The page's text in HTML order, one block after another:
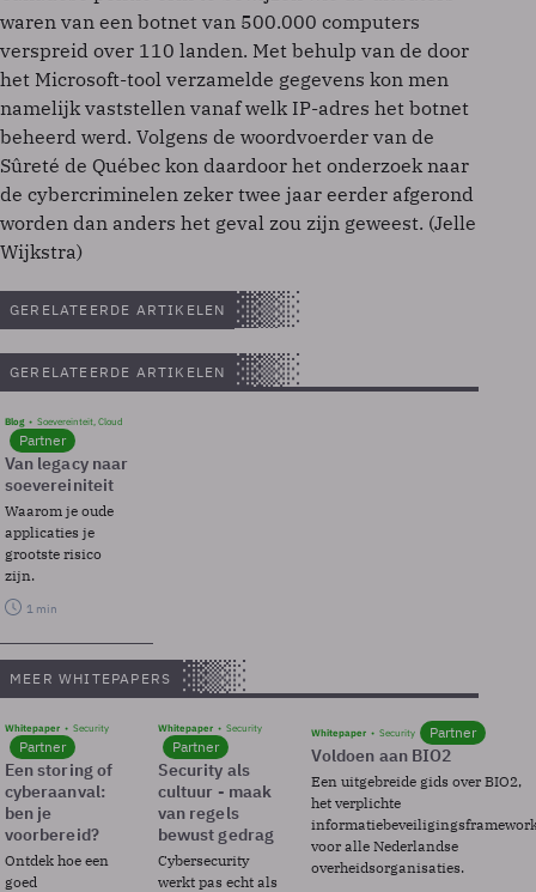
waren van een botnet van 500.000 computers
verspreid over 110 landen. Met behulp van de door
het Microsoft-tool verzamelde gegevens kon men
namelijk vaststellen vanaf welk IP-adres het botnet
beheerd werd. Volgens de woordvoerder van de
Sûreté de Québec kon daardoor het onderzoek naar
de cybercriminelen zeker twee jaar eerder afgerond
worden dan anders het geval zou zijn geweest. (Jelle
Wijkstra)
GERELATEERDE ARTIKELEN
GERELATEERDE ARTIKELEN
Blog Soevereinteit, Cloud
Partner
Van legacy naar
soevereiniteit
Waarom je oude
applicaties je
grootste risico
zijn.
1 min
MEER WHITEPAPERS
Whitepaper Security
Partner
Een storing of
cyberaanval:
ben je
voorbereid?
Ontdek hoe een
goed
Whitepaper Security
Partner
Security als
cultuur - maak
van regels
bewust gedrag
Cybersecurity
werkt pas echt als
Whitepaper Security Partner
Voldoen aan BIO2
Een uitgebreide gids over BIO2,
het verplichte
voor alle Nederlandse
overheidsorganisaties.